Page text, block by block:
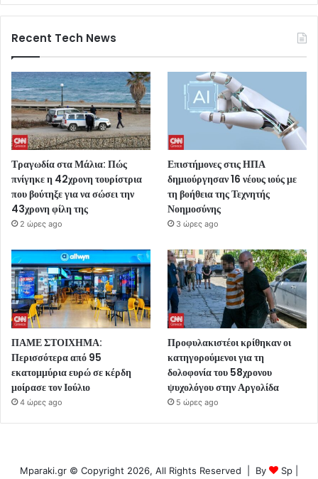
Recent Tech News
Τραγωδία στα Μάλια: Πώς
πνίγηκε η 42χρονη τουρίστρια
που βούτηξε για να σώσει την
43χρονη φίλη της
2 ώρες ago
Επιστήμονες στις ΗΠΑ
δημιούργησαν 16 νέους ιούς με
τη βοήθεια της Τεχνητής
Νοημοσύνης
3 ώρες ago
ΠΑΜΕ ΣΤΟΙΧΗΜΑ:
Περισσότερα από 95
εκατομμύρια ευρώ σε κέρδη
μοίρασε τον Ιούλιο
4 ώρες ago
Προφυλακιστέοι κρίθηκαν οι
κατηγορούμενοι για τη
δολοφονία του 58χρονου
ψυχολόγου στην Αργολίδα
5 ώρες ago
Mparaki.gr © Copyright 2026, All Rights Reserved | By Sp